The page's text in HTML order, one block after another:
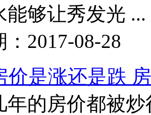
能够让秀发光 ...
2017-08-28
价是涨还是跌
房价都被炒